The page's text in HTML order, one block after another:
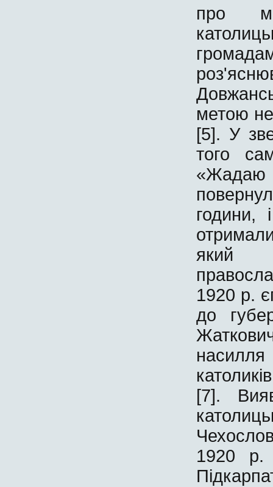
про
метою
[5]. У
того
години,
який
1920 р.
до
[7].
1920 р.